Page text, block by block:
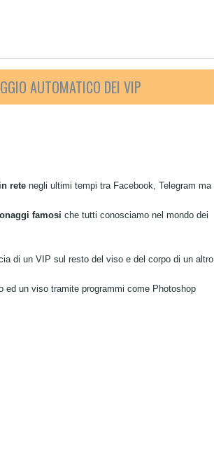
AUTOMATICO DEI VIP
rete negli ultimi tempi tra Facebook, Telegram ma
famosi che tutti conosciamo nel mondo dei
di un VIP sul resto del viso e del corpo di un altro
ed un viso tramite programmi come Photoshop